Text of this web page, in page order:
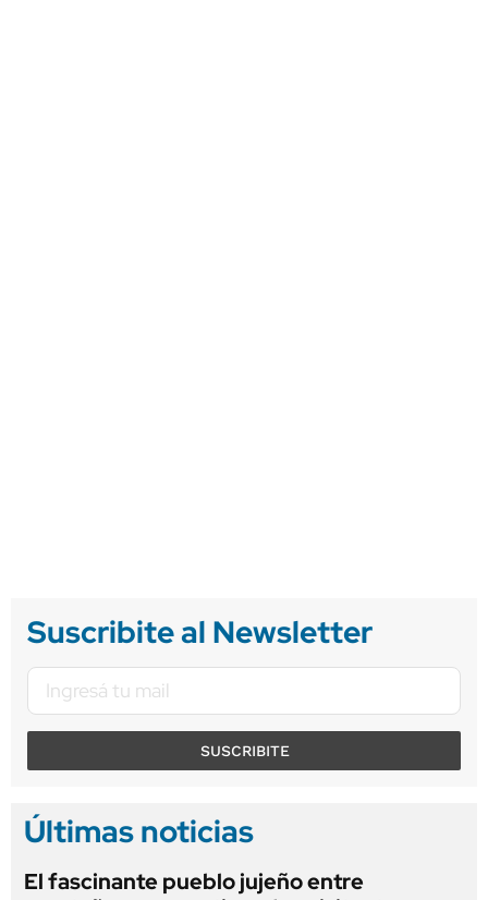
Suscribite al Newsletter
SUSCRIBITE
Últimas noticias
El fascinante pueblo jujeño entre